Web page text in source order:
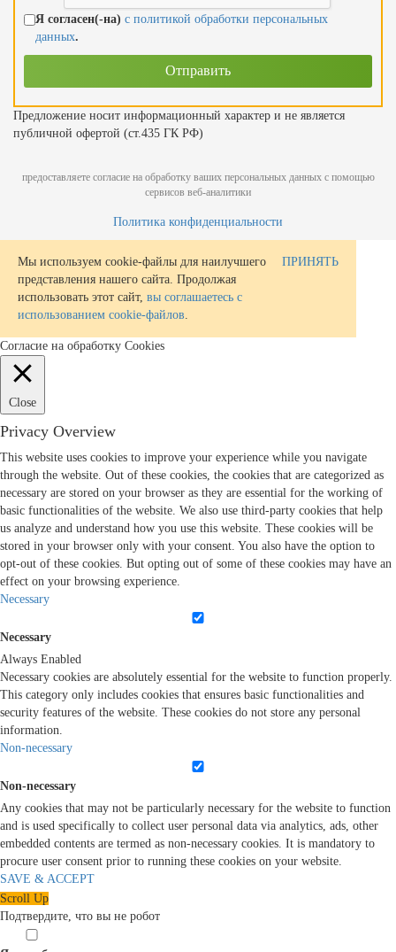
Я согласен(-на) с политикой обработки персональных
данных.
Предложение носит информационный характер и не является
публичной офертой (ст.435 ГК РФ)
предоставляете согласие на обработку ваших персональных данных с помощью
сервисов веб-аналитики
Политика конфиденциальности
Мы используем cookie-файлы для наилучшего
представления нашего сайта. Продолжая
использовать этот сайт, вы соглашаетесь с
использованием cookie-файлов
ПРИНЯТЬ
Согласие на обработку Cookies
Close
Privacy Overview
This website uses cookies to improve your experience while you navigate
through the website. Out of these cookies, the cookies that are categorized as
necessary are stored on your browser as they are essential for the working of
basic functionalities of the website. We also use third-party cookies that help
us analyze and understand how you use this website. These cookies will be
stored in your browser only with your consent. You also have the option to
opt-out of these cookies. But opting out of some of these cookies may have an
effect on your browsing experience.
Necessary
Necessary
Always Enabled
Necessary cookies are absolutely essential for the website to function properly.
This category only includes cookies that ensures basic functionalities and
security features of the website. These cookies do not store any personal
information.
Non-necessary
Non-necessary
Any cookies that may not be particularly necessary for the website to function
and is used specifically to collect user personal data via analytics, ads, other
embedded contents are termed as non-necessary cookies. It is mandatory to
procure user consent prior to running these cookies on your website.
SAVE & ACCEPT
Scroll Up
Подтвердите, что вы не робот